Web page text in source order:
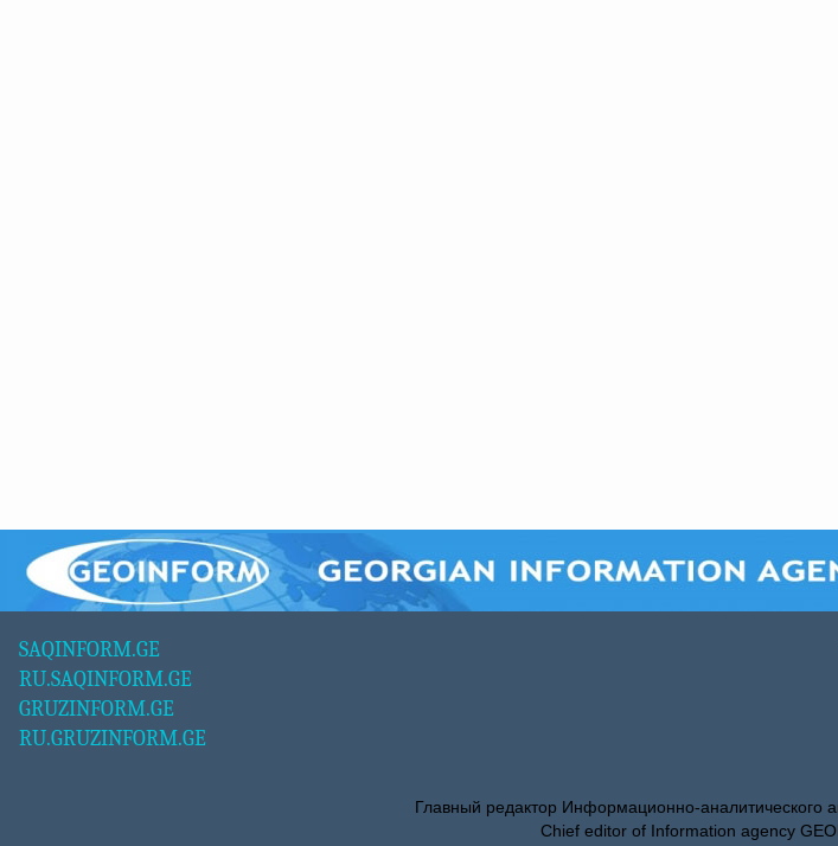
SAQINFORM.GE
RU.SAQINFORM.GE
GRUZINFORM.GE
RU.GRUZINFORM.GE
Главный редактор Информационно-аналитического
Chief editor of Information agency